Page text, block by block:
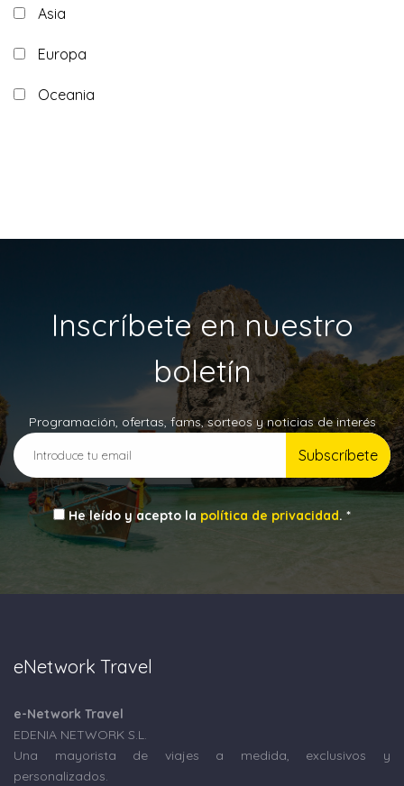
Asia
Europa
Oceania
Inscríbete en nuestro
boletín
Programación, ofertas, fams, sorteos y noticias de interés
Subscríbete
He leído y acepto la política de privacidad. *
eNetwork Travel
e-Network Travel
EDENIA NETWORK S.L.
Una mayorista de viajes a medida, exclusivos y
personalizados.